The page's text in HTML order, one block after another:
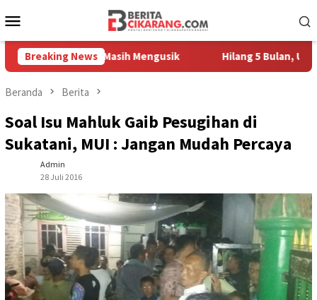
ke
Mobile
Breaking News
Pedagang Masih Mengusik Hilang 5 Bulan, Ustadz
Beranda Berita
Soal Isu Mahluk Gaib Pesugihan di
Sukatani, MUI : Jangan Mudah Percaya
Admin
28 Juli 2016